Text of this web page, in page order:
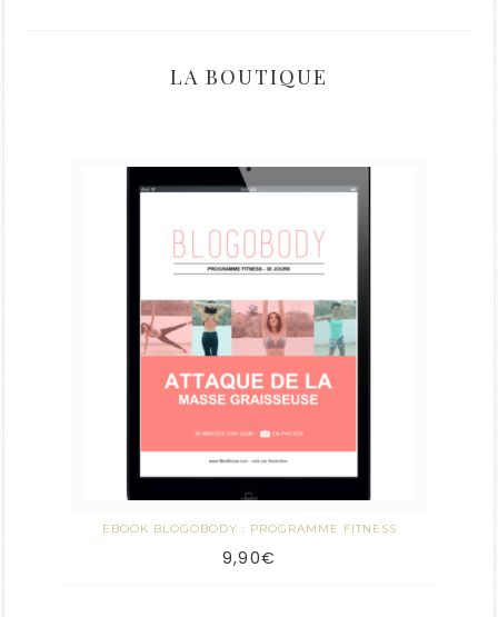
LA BOUTIQUE
EBOOK BLOGOBODY : PROGRAMME FITNESS
9,90€